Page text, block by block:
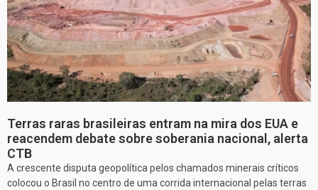
Terras raras brasileiras entram na mira dos EUA e
reacendem debate sobre soberania nacional, alerta
CTB
A crescente disputa geopolítica pelos chamados minerais críticos
colocou o Brasil no centro de uma corrida internacional pelas terras